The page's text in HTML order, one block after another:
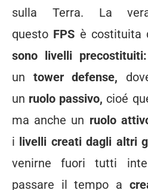
sulla Terra. La
questo FPS è costituita
sono livelli precostituiti:
un tower defense,
un ruolo passivo, cioé
ma anche un ruolo
i livelli creati dagli altri
venirne fuori tutti
passare il tempo a